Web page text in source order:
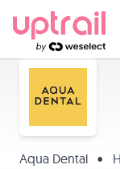
Aqua Dental •